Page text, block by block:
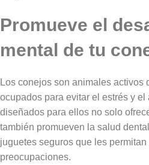
Promueve el
mental de tu
Los conejos son animales activos
ocupados para evitar el estrés y
diseñados para ellos no solo
también promueven la salud
juguetes seguros que les
preocupaciones.